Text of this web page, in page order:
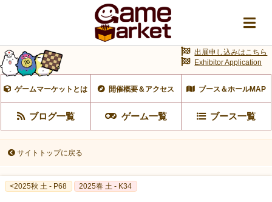
ゲームマーケットとは 開催概要＆アクセス ブース＆ホールMAP
ブログ一覧 ゲーム一覧 ブース一覧
出展申し込みはこちら
Exhibitor Application
サイトトップに戻る
<2025秋 土 - P68 2025春 土 - K34